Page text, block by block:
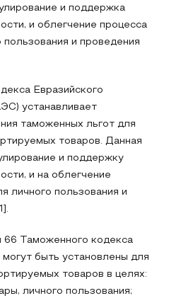
и поддержка
и облегчение процесса
и проведения
Евразийского
устанавливает
таможенных льгот для
товаров. Данная
и поддержку
и на облегчение
личного пользования и
66 Таможенного кодекса
быть установлены для
товаров в целях:
личного пользования;